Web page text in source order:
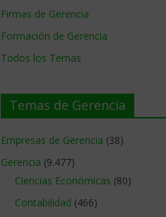
Firmas de Gerencia
Formación de Gerencia
Todos los Temas
Temas de Gerencia
Empresas de Gerencia (38)
Gerencia (9.477)
Ciencias Económicas (80)
Contabilidad (466)